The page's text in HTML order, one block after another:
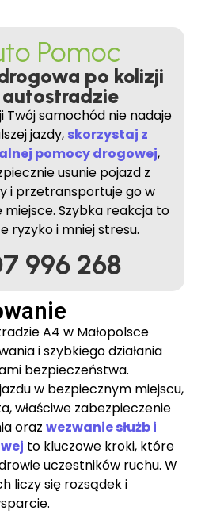
Pomoc
po kolizji
Twój samochód nie nadaje
jazdy, skorzystaj z
pomocy drogowej,
usunie pojazd z
i przetransportuje go w
miejsce. Szybka reakcja to
ryzyko i mniej stresu.
996 268
A4 w Małopolsce
i szybkiego działania
bezpieczeństwa.
w bezpiecznym miejscu,
właściwe zabezpieczenie
oraz wezwanie służb i
to kluczowe kroki, które
uczestników ruchu. W
liczy się rozsądek i